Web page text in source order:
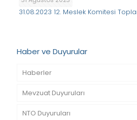
31.08.2023 12. Meslek Komitesi
Haber ve Duyurular
Haberler
Mevzuat Duyuruları
NTO Duyuruları